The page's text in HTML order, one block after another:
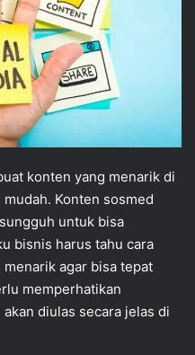
konten yang menarik di
Konten sosmed
untuk bisa
bisnis harus tahu cara
agar bisa tepat
memperhatikan
diulas secara jelas di